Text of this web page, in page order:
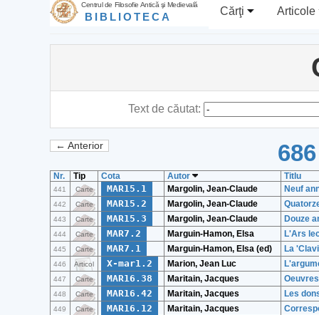
Centrul de Filosofie Antică şi Medievală
BIBLIOTECA Cărţi Articole
Text de căutat:
← Anterior
Nr. Tip Cota Autor Titlu
441 Carte MAR15.1 Margolin, Jean-Claude Neuf
442 Carte MAR15.2 Margolin, Jean-Claude
443 Carte MAR15.3 Margolin, Jean-Claude Douze
444 Carte MAR7.2 Marguin-Hamon, Elsa L'Ars
445 Carte MAR7.1 Marguin-Hamon, Elsa (ed) La
446 Articol X-mar1.2 Marion, Jean Luc
447 Carte MAR16.38 Maritain, Jacques
448 Carte MAR16.42 Maritain, Jacques Les
449 Carte MAR16.12 Maritain, Jacques